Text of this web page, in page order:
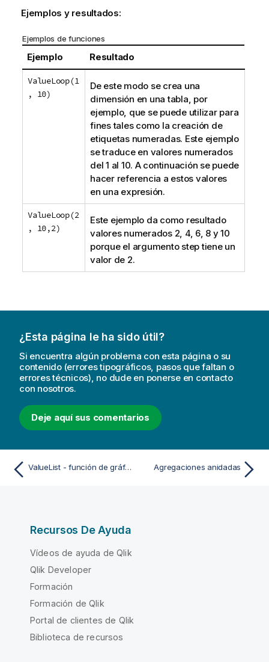
Ejemplos y resultados:
Ejemplos de funciones
Ejemplo Resultado
ValueLoop(1
, 10)
De este modo se crea una
dimensión en una tabla, por
ejemplo, que se puede utilizar para
fines tales como la creación de
etiquetas numeradas. Este ejemplo
se traduce en valores numerados
del 1 al 10. A continuación se puede
hacer referencia a estos valores
en una expresión.
ValueLoop(2
, 10,2)
Este ejemplo da como resultado
valores numerados 2, 4, 6, 8 y 10
porque el argumento steptiene un
valor de 2.
¿Esta página le ha sido útil?
Si encuentra algún problema con esta página o su
contenido (errores tipográficos, pasos que faltan o
errores técnicos), no dude en ponerse en contacto
con nosotros.
Deje aquí sus comentarios
ValueList - función de gráfico Agregaciones anidadas
Recursos De Ayuda
Vídeos de ayuda de Qlik
Qlik Developer
Formación
Formación de Qlik
Portal de clientes de Qlik
Biblioteca de recursos